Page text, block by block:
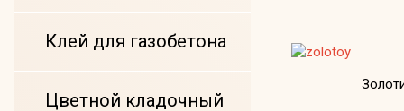
Клей для газобетона
Цветной кладочный